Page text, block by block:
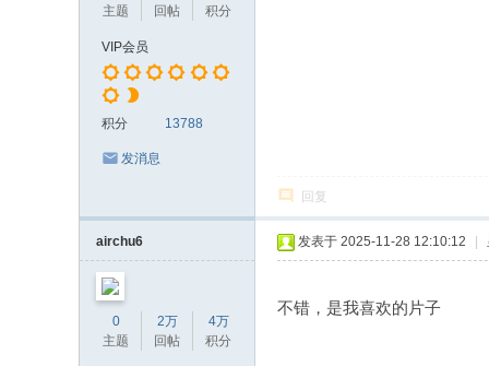
主题
回帖
积分
VIP会员
积分 13788
发消息
回复
airchu6
0
主题
2万
回帖
4万
积分
发表于 2025-11-28 12:10:12
不错，是我喜欢的片子